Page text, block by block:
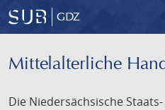
GDZ
Mittelalterliche
Die Niedersächsische